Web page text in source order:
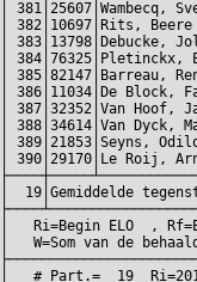
│
│ 382│10697│Rits,
│
│
│
│ 386│11034│De
│ 387│32352│Van
│ 388│34614│Van
│ 389│21853│Seyns,
│ 390│29170│Le Roij,
│
│   Ri=Begin ELO
│   W=Som van de
│   # Part.=  19